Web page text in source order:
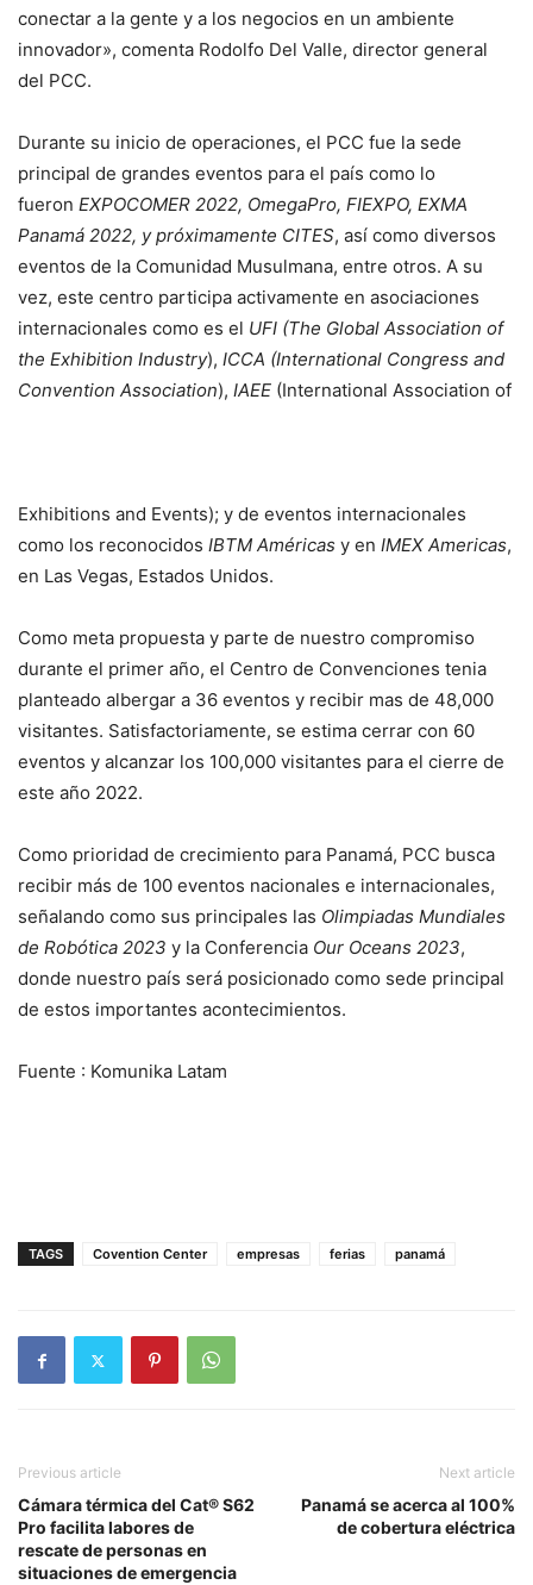
conectar a la gente y a los negocios en un ambiente
innovador», comenta Rodolfo Del Valle, director general
del PCC.
Durante su inicio de operaciones, el PCC fue la sede
principal de grandes eventos para el país como lo
fueron EXPOCOMER 2022, OmegaPro, FIEXPO, EXMA
Panamá 2022, y próximamente CITES, así como diversos
eventos de la Comunidad Musulmana, entre otros. A su
vez, este centro participa activamente en asociaciones
internacionales como es el UFI (The Global Association of
the Exhibition Industry), ICCA (International Congress and
Convention Association), IAEE (International Association of
Exhibitions and Events); y de eventos internacionales
como los reconocidos IBTM Américas y en IMEX Americas,
en Las Vegas, Estados Unidos.
Como meta propuesta y parte de nuestro compromiso
durante el primer año, el Centro de Convenciones tenia
planteado albergar a 36 eventos y recibir mas de 48,000
visitantes. Satisfactoriamente, se estima cerrar con 60
eventos y alcanzar los 100,000 visitantes para el cierre de
este año 2022.
Como prioridad de crecimiento para Panamá, PCC busca
recibir más de 100 eventos nacionales e internacionales,
señalando como sus principales las Olimpiadas Mundiales
de Robótica 2023 y la Conferencia Our Oceans 2023,
donde nuestro país será posicionado como sede principal
de estos importantes acontecimientos.
Fuente : Komunika Latam
TAGS Covention Center empresas ferias panamá
Previous article
Cámara térmica del Cat® S62
Pro facilita labores de
rescate de personas en
situaciones de emergencia
Next article
Panamá se acerca al 100%
de cobertura eléctrica